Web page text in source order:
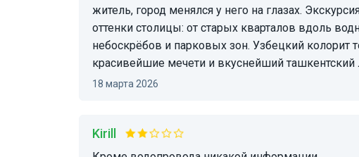
житель, город менялся у него на глазах.
оттенки столицы: от старых кварталов вдоль
небоскрёбов и парковых зон. Узбецкий колорит
красивейшие мечети и вкуснейший ташкентский
18 марта 2026
Kirill